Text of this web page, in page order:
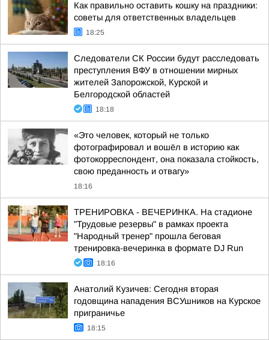
Как правильно оставить кошку на праздники:
советы для ответственных владельцев
18:25
Следователи СК России будут расследовать
преступления ВФУ в отношении мирных
жителей Запорожской, Курской и
Белгородской областей
18:18
«Это человек, который не только
фотографировал и вошёл в историю как
фотокорреспондент, она показала стойкость,
свою преданность и отвагу»
18:16
ТРЕНИРОВКА - ВЕЧЕРИНКА. На стадионе
"Трудовые резервы" в рамках проекта
"Народный тренер" прошла беговая
тренировка-вечеринка в формате DJ Run
18:16
Анатолий Кузичев: Сегодня вторая
годовщина нападения ВСУшников на Курское
приграничье
18:15